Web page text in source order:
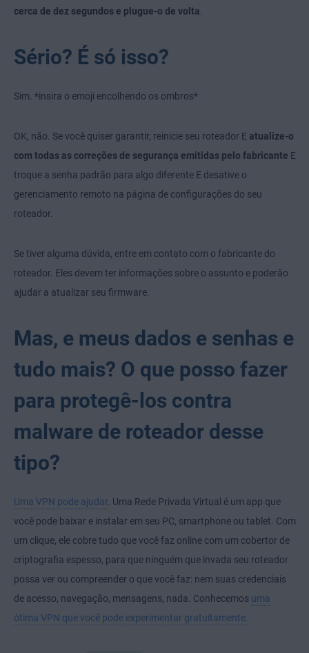
cerca de dez segundos e plugue-o de volta.
Sério? É só isso?
Sim. *insira o emoji encolhendo os ombros*
OK, não. Se você quiser garantir, reinicie seu roteador E atualize-o
com todas as correções de segurança emitidas pelo fabricante E
troque a senha padrão para algo diferente E desative o
gerenciamento remoto na página de configurações do seu
roteador.
Se tiver alguma dúvida, entre em contato com o fabricante do
roteador. Eles devem ter informações sobre o assunto e poderão
ajudar a atualizar seu firmware.
Mas, e meus dados e senhas e
tudo mais? O que posso fazer
para protegê-los contra
malware de roteador desse
tipo?
Uma VPN pode ajudar. Uma Rede Privada Virtual é um app que
você pode baixar e instalar em seu PC, smartphone ou tablet. Com
um clique, ele cobre tudo que você faz online com um cobertor de
criptografia espesso, para que ninguém que invada seu roteador
possa ver ou compreender o que você faz: nem suas credenciais
de acesso, navegação, mensagens, nada. Conhecemos uma
ótima VPN que você pode experimentar gratuitamente.